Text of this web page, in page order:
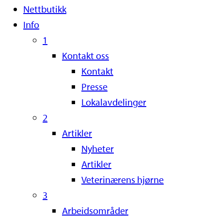
Nettbutikk
Info
1
Kontakt oss
Kontakt
Presse
Lokalavdelinger
2
Artikler
Nyheter
Artikler
Veterinærens hjørne
3
Arbeidsområder